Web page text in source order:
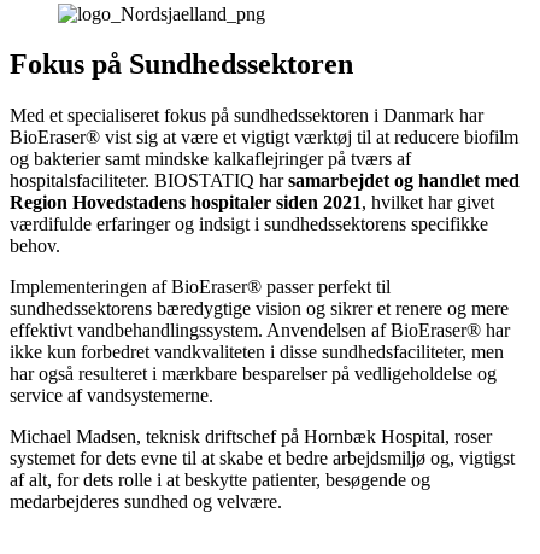
Fokus på Sundhedssektoren
Med et specialiseret fokus på sundhedssektoren i Danmark har
BioEraser® vist sig at være et vigtigt værktøj til at reducere biofilm
og bakterier samt mindske kalkaflejringer på tværs af
hospitalsfaciliteter. BIOSTATIQ harsamarbejdet og handlet med
Region Hovedstadens hospitaler siden 2021, hvilket har givet
værdifulde erfaringer og indsigt i sundhedssektorens specifikke
behov.
Implementeringen af BioEraser® passer perfekt til
sundhedssektorens bæredygtige vision og sikrer et renere og mere
effektivt vandbehandlingssystem. Anvendelsen af BioEraser® har
ikke kun forbedret vandkvaliteten i disse sundhedsfaciliteter, men
har også resulteret i mærkbare besparelser på vedligeholdelse og
service af vandsystemerne.
Michael Madsen, teknisk driftschef på Hornbæk Hospital, roser
systemet for dets evne til at skabe et bedre arbejdsmiljø og, vigtigst
af alt, for dets rolle i at beskytte patienter, besøgende og
medarbejderes sundhed og velvære.